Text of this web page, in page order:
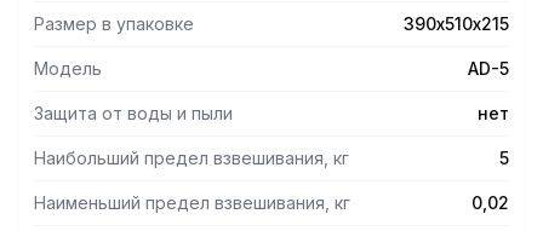
Размер в упаковке 390х510х215
Модель AD-5
Защита от воды и пыли нет
Наибольший предел взвешивания, кг 5
Наименьший предел взвешивания, кг 0,02